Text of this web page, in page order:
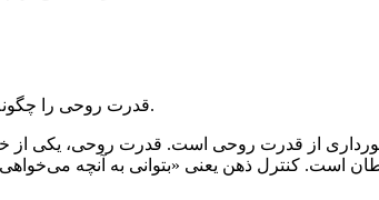
قدرت روحی را چگونه تمرین کنیم؟ با ورزش ذهنی و تمرین «کنترل ذهن» امام «ره»: سنگر ذهن و خیال، مرزِ درگیری با جنود شیطان است.
از قدرت روحی است. قدرت روحی، یکی از
است. کنترل ذهن یعنی «بتوانی به آنچه